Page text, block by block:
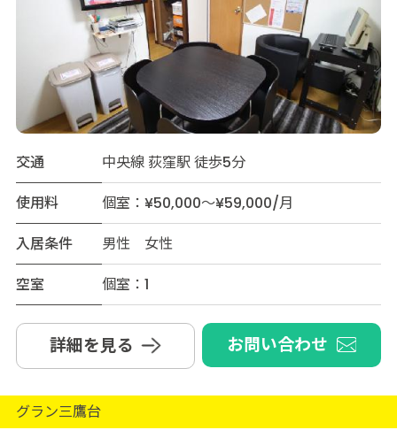
交通
中央線 荻窪駅 徒歩5分
使用料
個室：¥50,000～¥59,000/月
入居条件
男性 女性
空室
個室：1
詳細を見る お問い合わせ
グラン三鷹台